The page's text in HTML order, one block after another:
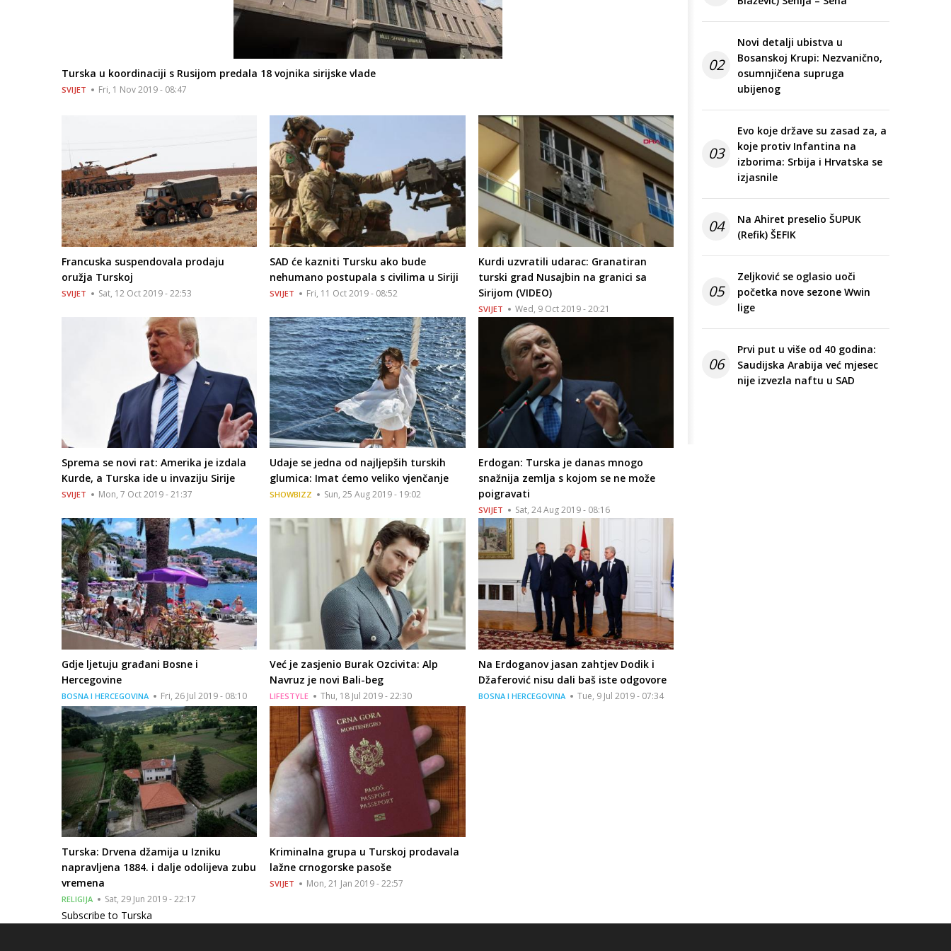
Turska u koordinaciji s Rusijom predala 18 vojnika sirijske vlade
SVIJET Fri, 1 Nov 2019 - 08:47
Francuska suspendovala prodaju
oružja Turskoj
SVIJET Sat, 12 Oct 2019 - 22:53
SAD će kazniti Tursku ako bude
nehumano postupala s civilima u Siriji
SVIJET Fri, 11 Oct 2019 - 08:52
Kurdi uzvratili udarac: Granatiran
turski grad Nusajbin na granici sa
Sirijom (VIDEO)
SVIJET Wed, 9 Oct 2019 - 20:21
Sprema se novi rat: Amerika je izdala
Kurde, a Turska ide u invaziju Sirije
SVIJET Mon, 7 Oct 2019 - 21:37
Udaje se jedna od najljepših turskih
glumica: Imat ćemo veliko vjenčanje
SHOWBIZZ Sun, 25 Aug 2019 - 19:02
Erdogan: Turska je danas mnogo
snažnija zemlja s kojom se ne može
poigravati
SVIJET Sat, 24 Aug 2019 - 08:16
Gdje ljetuju građani Bosne i
Hercegovine
BOSNA I HERCEGOVINA Fri, 26 Jul 2019 - 08:10
Već je zasjenio Burak Ozcivita: Alp
Navruz je novi Bali-beg
LIFESTYLE Thu, 18 Jul 2019 - 22:30
Na Erdoganov jasan zahtjev Dodik i
Džaferović nisu dali baš iste odgovore
BOSNA I HERCEGOVINA Tue, 9 Jul 2019 - 07:34
Turska: Drvena džamija u Izniku
napravljena 1884. i dalje odolijeva zubu
vremena
RELIGIJA Sat, 29 Jun 2019 - 22:17
Kriminalna grupa u Turskoj prodavala
lažne crnogorske pasoše
SVIJET Mon, 21 Jan 2019 - 22:57
Subscribe to Turska
02
Novi detalji ubistva u
Bosanskoj Krupi: Nezvanično,
osumnjičena supruga
ubijenog
03
Evo koje države su zasad za, a
koje protiv Infantina na
izborima: Srbija i Hrvatska se
izjasnile
04
Na Ahiret preselio ŠUPUK
(Refik) ŠEFIK
05
Zeljković se oglasio uoči
početka nove sezone Wwin
lige
06
Prvi put u više od 40 godina:
Saudijska Arabija već mjesec
nije izvezla naftu u SAD